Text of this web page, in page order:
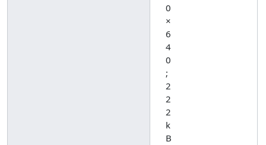
0
×
6
4
0
;
2
2
2
k
B